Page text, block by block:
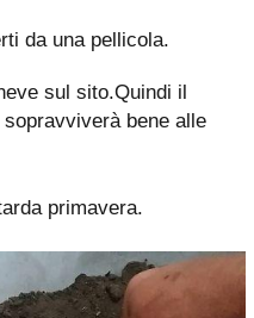
da una pellicola.
sul sito.Quindi il
bene alle
primavera.